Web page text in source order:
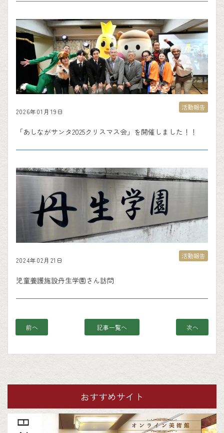
2026年01月19日
「あしながサンタ2025クリスマス会」を開催しました！！
活動報告
2024年02月21日
児童養護施設丹生学園さん訪問
活動報告
前へ 記事一覧へ 次へ
おすすめサイト